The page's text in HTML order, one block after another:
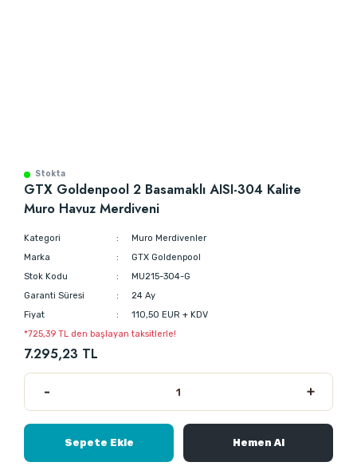
Stokta
GTX Goldenpool 2 Basamaklı AISI-304 Kalite
Muro Havuz Merdiveni
Kategori
Muro Merdivenler
Marka
GTX Goldenpool
Stok Kodu
MU215-304-G
Garanti Süresi
24 Ay
Fiyat
110,50 EUR + KDV
*725,39 TL den başlayan taksitlerle!
7.295,23 TL
Sepete Ekle Hemen Al